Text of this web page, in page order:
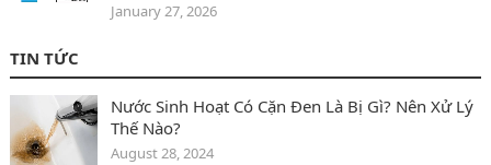
January 27, 2026
TIN TỨC
Nước Sinh Hoạt Có Cặn Đen Là Bị Gì? Nên Xử Lý
Thế Nào?
August 28, 2024